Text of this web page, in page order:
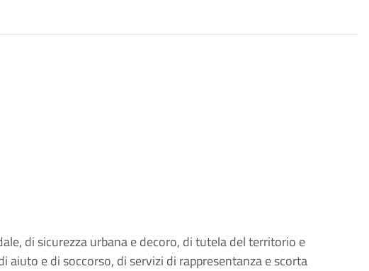
di sicurezza urbana e decoro, di tutela del territorio e
aiuto e di soccorso, di servizi di rappresentanza e scorta